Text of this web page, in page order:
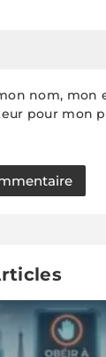
nom, mon
pour mon